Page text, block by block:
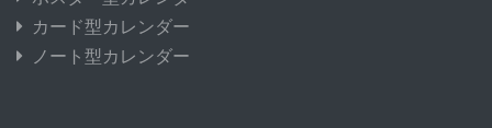
カード型カレンダー
ノート型カレンダー